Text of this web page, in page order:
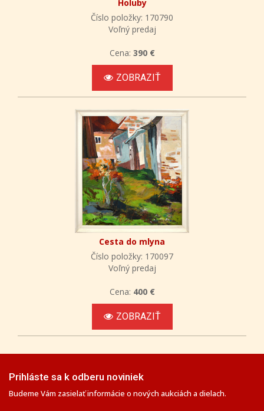
Holuby
Číslo položky: 170790
Voľný predaj
Cena: 390 €
ZOBRAZIŤ
Cesta do mlyna
Číslo položky: 170097
Voľný predaj
Cena: 400 €
ZOBRAZIŤ
Prihláste sa k odberu noviniek
Budeme Vám zasielať informácie o nových aukciách a dielach.